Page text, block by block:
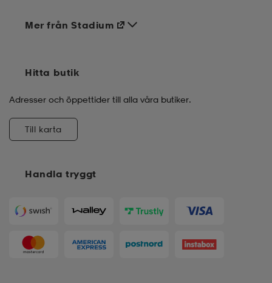
Handla tryggt
Mer från Stadium
Hitta butik
Adresser och öppettider till alla våra butiker.
Till karta